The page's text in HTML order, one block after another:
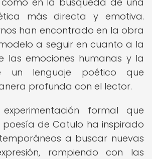
más directa y emotiva.
han encontrado en la obra
a seguir en cuanto a la
las emociones humanas y la
un lenguaje poético que
profunda con el lector.
formal que
de Catulo ha inspirado
a buscar nuevas
rompiendo con las